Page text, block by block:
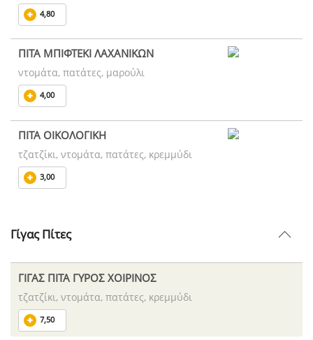
4,80
ΠΙΤΑ ΜΠΙΦΤΕΚΙ ΛΑΧΑΝΙΚΩΝ
ντομάτα, πατάτες, μαρούλι
4,00
ΠΙΤΑ ΟΙΚΟΛΟΓΙΚΗ
τζατζίκι, ντομάτα, πατάτες, κρεμμύδι
3,00
Γίγας Πίτες
ΓΙΓΑΣ ΠΙΤΑ ΓΥΡΟΣ ΧΟΙΡΙΝΟΣ
τζατζίκι, ντομάτα, πατάτες, κρεμμύδι
7,50